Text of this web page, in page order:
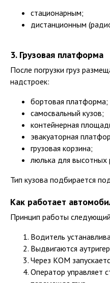
стационарным;
дистанционным
3. Грузовая платформа
После погрузки груз
надстроек:
бортовая платформа;
самосвальный кузов;
контейнерная
эвакуаторная
грузовая корзина;
люлька для высотных
Тип кузова подбирается
Как работает
Принцип работы
Водитель
Выдвигаются
Через КОМ
Оператор управляет